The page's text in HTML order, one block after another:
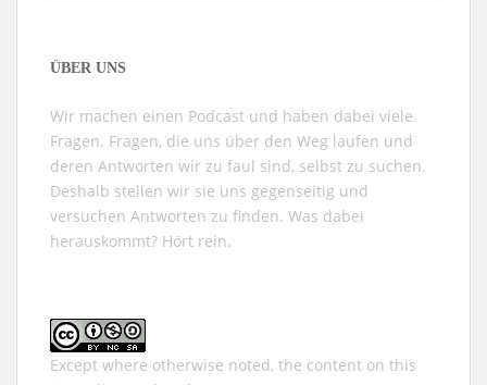
ÜBER UNS
Wir machen einen Podcast und haben dabei viele
Fragen. Fragen, die uns über den Weg laufen und
deren Antworten wir zu faul sind, selbst zu suchen.
Deshalb stellen wir sie uns gegenseitig und
versuchen Antworten zu finden. Was dabei
herauskommt? Hört rein.
Except where otherwise noted, the content on this